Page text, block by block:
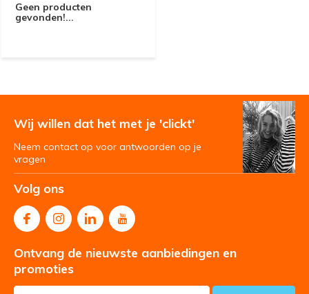
Geen producten
gevonden!...
Wij willen dat het met je 'clickt'
Neem contact op voor antwoorden op je
vragen
Volg ons
Ontvang de nieuwste aanbiedingen en
promoties